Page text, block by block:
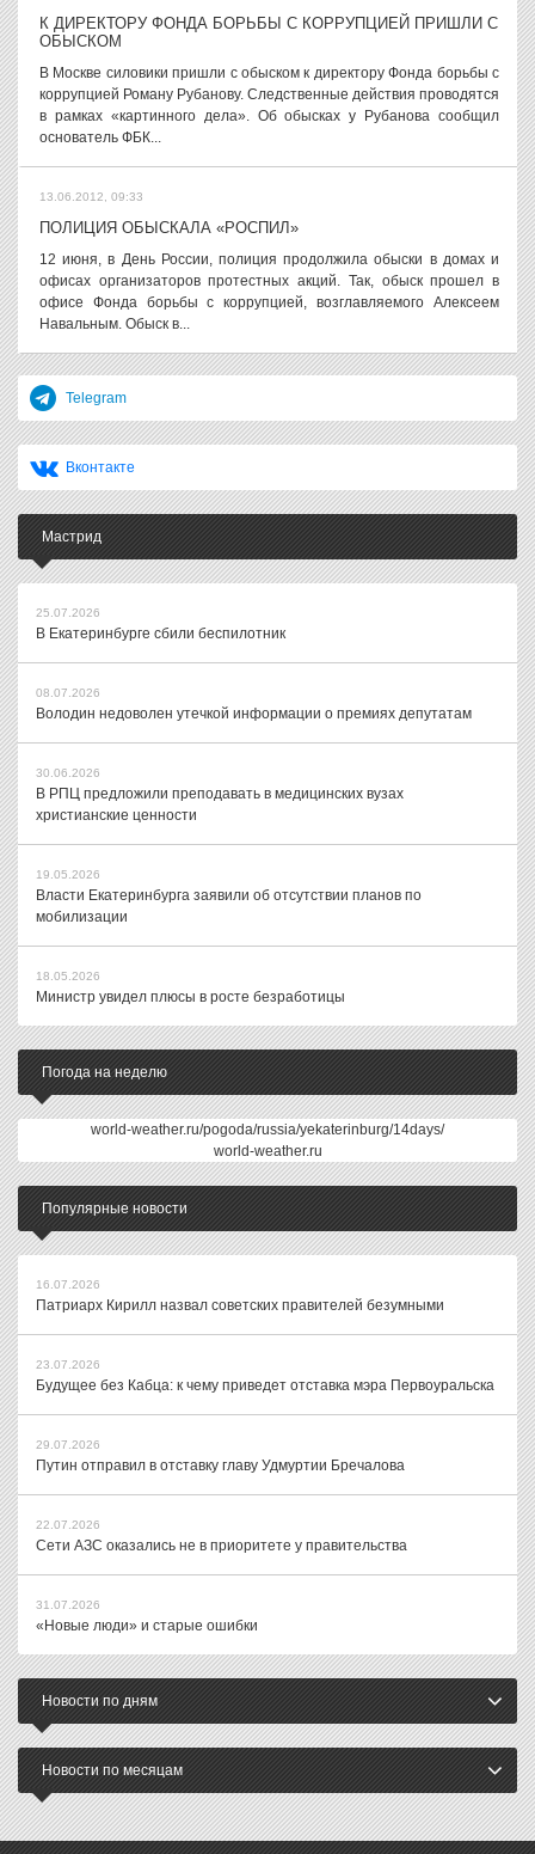
К ДИРЕКТОРУ ФОНДА БОРЬБЫ С КОРРУПЦИЕЙ ПРИШЛИ С
ОБЫСКОМ
В Москве силовики пришли с обыском к директору Фонда борьбы с
коррупцией Роману Рубанову. Следственные действия проводятся
в рамках «картинного дела». Об обысках у Рубанова сообщил
основатель ФБК...
13.06.2012, 09:33
ПОЛИЦИЯ ОБЫСКАЛА «РОСПИЛ»
12 июня, в День России, полиция продолжила обыски в домах и
офисах организаторов протестных акций. Так, обыск прошел в
офисе Фонда борьбы с коррупцией, возглавляемого Алексеем
Навальным. Обыск в...
Telegram
Вконтакте
Мастрид
25.07.2026
В Екатеринбурге сбили беспилотник
08.07.2026
Володин недоволен утечкой информации о премиях депутатам
30.06.2026
В РПЦ предложили преподавать в медицинских вузах
христианские ценности
19.05.2026
Власти Екатеринбурга заявили об отсутствии планов по
мобилизации
18.05.2026
Министр увидел плюсы в росте безработицы
Погода на неделю
world-weather.ru/pogoda/russia/yekaterinburg/14days/
world-weather.ru
Популярные новости
16.07.2026
Патриарх Кирилл назвал советских правителей безумными
23.07.2026
Будущее без Кабца: к чему приведет отставка мэра Первоуральска
29.07.2026
Путин отправил в отставку главу Удмуртии Бречалова
22.07.2026
Сети АЗС оказались не в приоритете у правительства
31.07.2026
«Новые люди» и старые ошибки
Новости по дням
Новости по месяцам